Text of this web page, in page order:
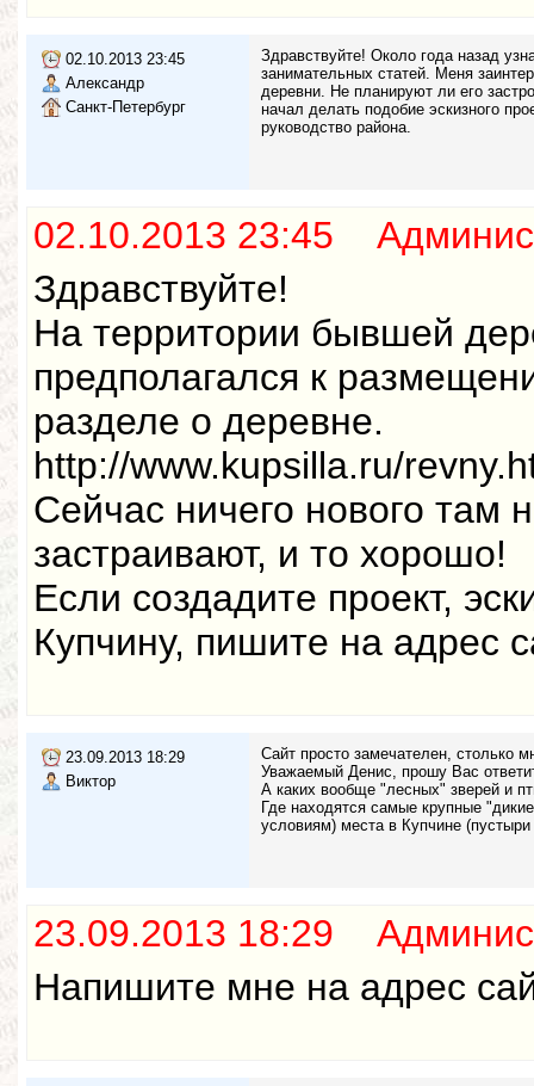
02.10.2013 23:45
Александр
Санкт-Петербург
Здравствуйте! Около года назад
занимательных статей. Меня
деревни. Не планируют ли его
начал делать подобие эскизного
руководство района.
02.10.2013 23:45
Здравствуйте!
На территории бывшей
предполагался к
разделе о деревне.
http://www.kupsilla.ru/
Сейчас ничего нового там
застраивают, и то хорошо!
Если создадите проект,
Купчину, пишите на адрес
23.09.2013 18:29
Виктор
Сайт просто замечателен, столько
Уважаемый Денис, прошу Вас
А каких вообще "лесных" зверей и
Где находятся самые крупные
условиям) места в Купчине (пустыри
23.09.2013 18:29
Напишите мне на адрес